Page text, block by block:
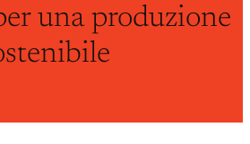
una produzione